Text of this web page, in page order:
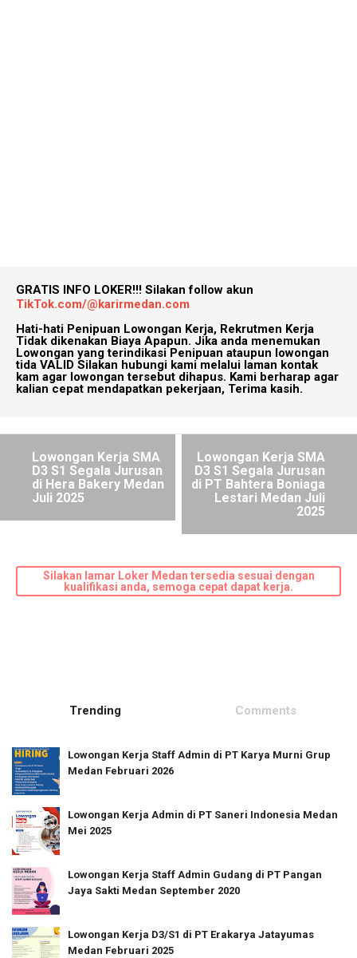
GRATIS INFO LOKER!!! Silakan follow akun
TikTok.com/@karirmedan.com
Hati-hati Penipuan Lowongan Kerja, Rekrutmen Kerja
Tidak dikenakan Biaya Apapun. Jika anda menemukan
Lowongan yang terindikasi Penipuan ataupun lowongan
tida VALID Silakan hubungi kami melalui laman kontak
kam agar lowongan tersebut dihapus. Kami berharap agar
kalian cepat mendapatkan pekerjaan, Terima kasih.
Lowongan Kerja SMA
D3 S1 Segala Jurusan
di Hera Bakery Medan
Juli 2025
Lowongan Kerja SMA
D3 S1 Segala Jurusan
di PT Bahtera Boniaga
Lestari Medan Juli
2025
Silakan lamar Loker Medan tersedia sesuai dengan
kualifikasi anda, semoga cepat dapat kerja.
Trending Comments
Lowongan Kerja Staff Admin di PT Karya Murni Grup
Medan Februari 2026
Lowongan Kerja Admin di PT Saneri Indonesia Medan
Mei 2025
Lowongan Kerja Staff Admin Gudang di PT Pangan
Jaya Sakti Medan September 2020
Lowongan Kerja D3/S1 di PT Erakarya Jatayumas
Medan Februari 2025